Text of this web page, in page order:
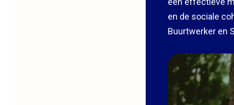
en de sociale
Buurtwerker en